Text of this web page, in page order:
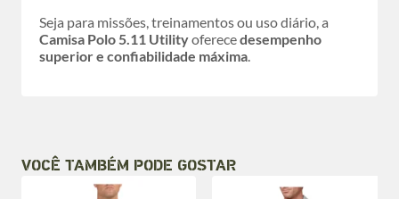
Seja para missões, treinamentos ou uso diário, a
Camisa Polo 5.11 Utilityoferecedesempenho
superior e confiabilidade máxima.
VOCÊ TAMBÉM PODE GOSTAR